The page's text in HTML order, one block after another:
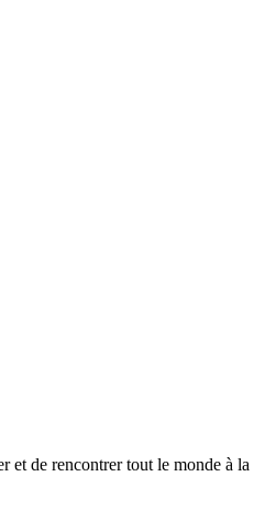
et de rencontrer tout le monde à la